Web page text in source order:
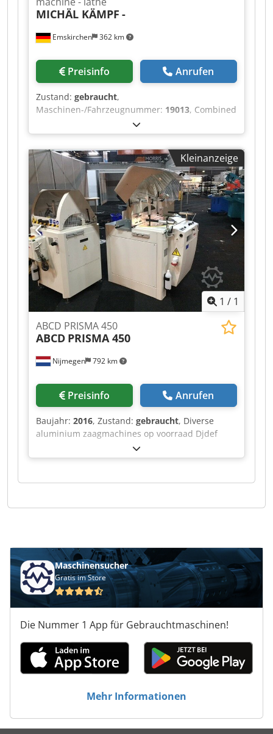
Emskirchen 362 km
MICHÄL KÄMPF -
Preisinfo Anrufen
Zustand: gebraucht,
Maschinen-/Fahrzeugnummer: 19013, Combined
copying milling machine - lathe MICHÄL KÄMPF
Dcedpjh Axrysfx Amlsk Online-Video-Inspection
by Skype-Video We would be very pleased with
your visit - more machines on Stock Available
Immediately - Can be inspect On Stock
Emskirchen / Nürnberg - Can be test
Kleinanzeige
1 / 1
Nijmegen 792 km
ABCD PRISMA 450
ABCD PRISMA 450
Preisinfo Anrufen
Baujahr: 2016, Zustand: gebraucht, Diverse
aluminium zaagmachines op voorraad Djdef
Maschinensucher
Gratis im Store
Die Nummer 1 App für Gebrauchtmaschinen!
Mehr Informationen